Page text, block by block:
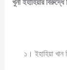
খুনীইহাহিয়ার
১। ইহাহিয়া খান